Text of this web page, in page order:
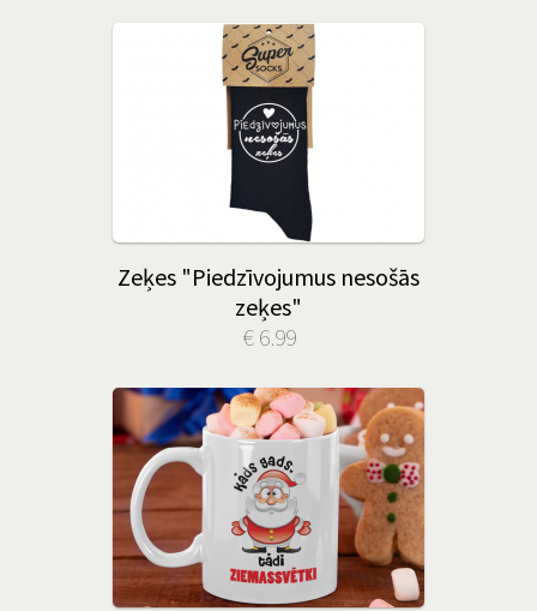
Zeķes "Piedzīvojumus nesošās
zeķes"
€ 6.99